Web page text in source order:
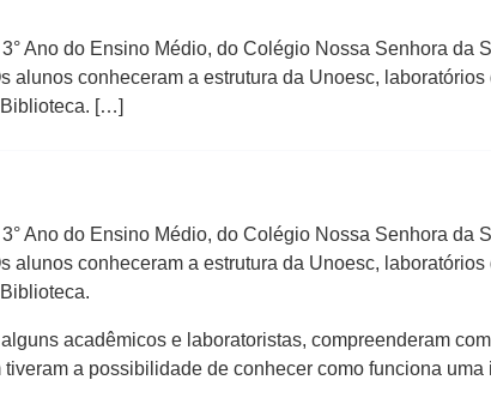
Ano do Ensino Médio, do Colégio Nossa Senhora da
alunos conheceram a estrutura da Unoesc,
[…]
Ano do Ensino Médio, do Colégio Nossa Senhora da
alunos conheceram a estrutura da Unoesc,
acadêmicos e laboratoristas, compreenderam
a possibilidade de conhecer como funciona